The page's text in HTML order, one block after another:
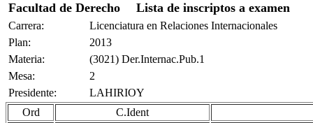
Facultad de Derecho Lista de inscriptos a examen
Carrera:
Licenciatura en Relaciones Internacionales
Plan:
2013
Materia:
(3021) Der.Internac.Pub.1
Mesa:
2
Presidente:
LAHIRIOY
Ord
C.Ident